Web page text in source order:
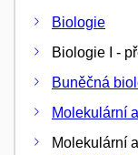
Biologie
Biologie I -
Buněčná
Molekulární
Molekulární